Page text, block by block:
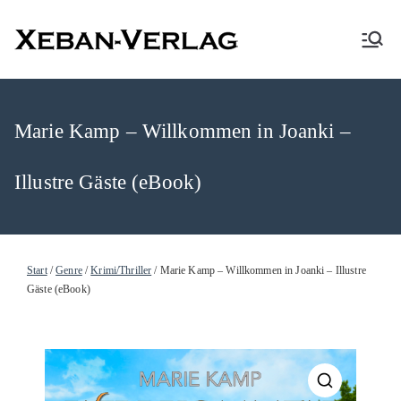
XEBAN-Verlag
Marie Kamp – Willkommen in Joanki –
Illustre Gäste (eBook)
Start/Genre/Krimi/Thriller / Marie Kamp – Willkommen in Joanki – Illustre
Gäste (eBook)